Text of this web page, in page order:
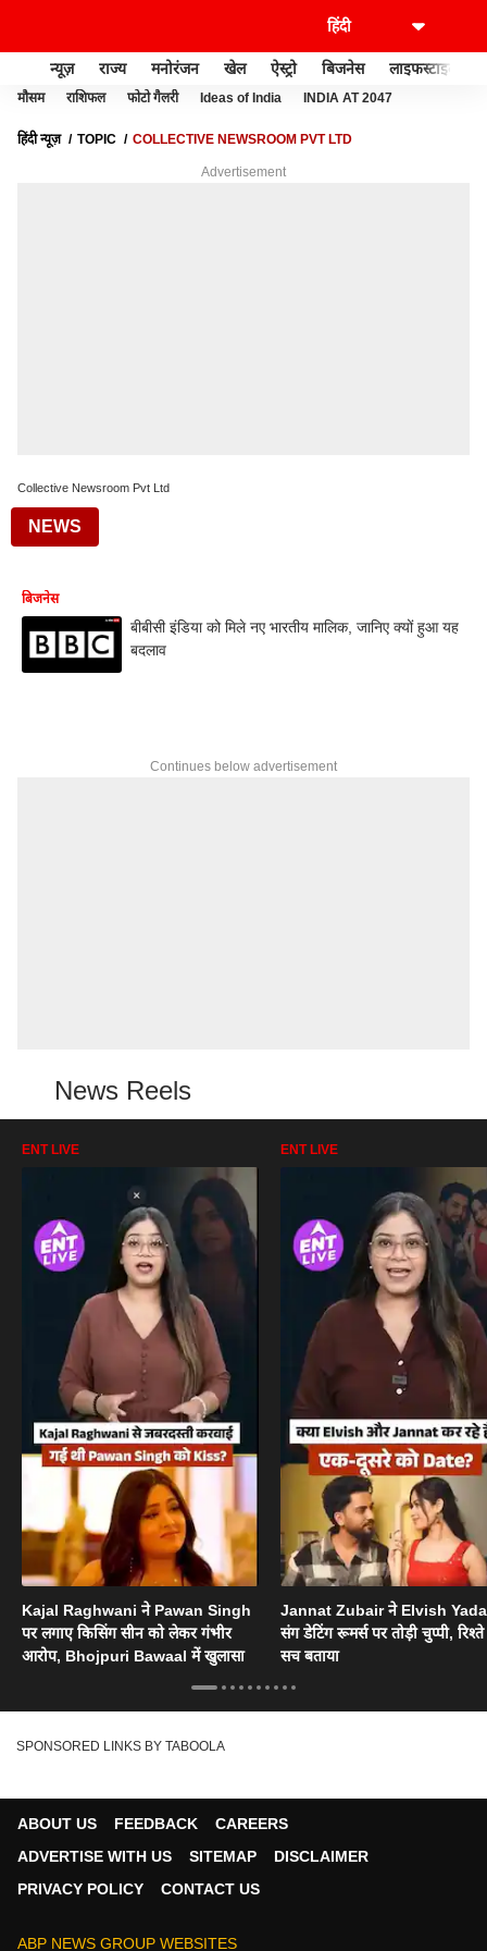
न्यूज़ राज्य मनोरंजन खेल ऐस्ट्रो बिजनेस लाइफस्टाइल
मौसम राशिफल फोटो गैलरी Ideas of India INDIA AT 2047
हिंदी न्यूज़ TOPIC COLLECTIVE NEWSROOM PVT LTD
Advertisement
Collective Newsroom Pvt Ltd
NEWS
बिजनेस
बीबीसी इंडिया को मिले नए भारतीय मालिक, जानिए क्यों हुआ यह
बदलाव
Continues below advertisement
News Reels
ENT LIVE
Kajal Raghwani ने Pawan Singh
पर लगाए किसिंग सीन को लेकर गंभीर
आरोप, Bhojpuri Bawaal में खुलासा
ENT LIVE
Jannat Zubair ने Elvish
संग डेटिंग रूमर्स पर तोड़ी चुप्पी,
सच बताया
SPONSORED LINKS BY TABOOLA
ABOUT US FEEDBACK
CAREERS
ADVERTISE WITH US
SITEMAP
DISCLAIMER
PRIVACY POLICY
CONTACT US
ABP NEWS GROUP WEBSITES